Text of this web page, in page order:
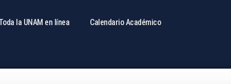
la UNAM en línea Calendario Académico